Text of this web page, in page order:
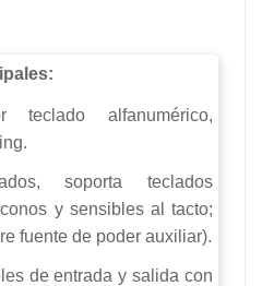
teclado alfanumérico,
soporta teclados
y sensibles al tacto;
fuente de poder auxiliar).
de entrada y salida con